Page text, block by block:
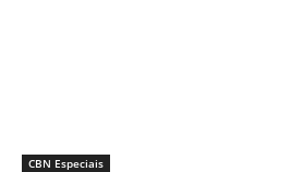
CBN Especiais